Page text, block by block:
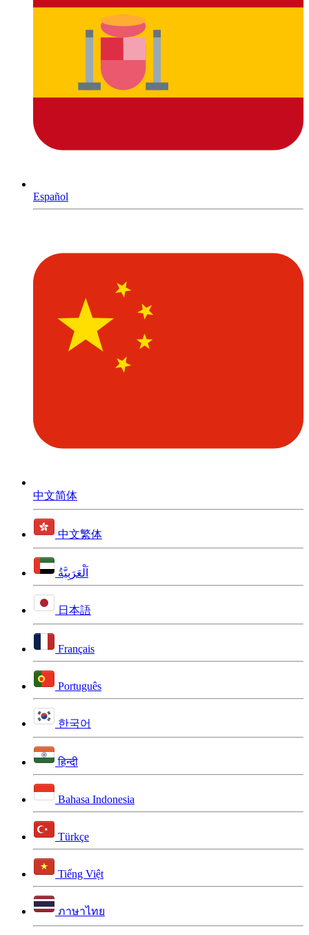
Español
中文简体
中文繁体
اَلْعَرَبِيَّةُ
日本語
Français
Português
한국어
हिन्दी
Bahasa Indonesia
Türkçe
Tiếng Việt
ภาษาไทย